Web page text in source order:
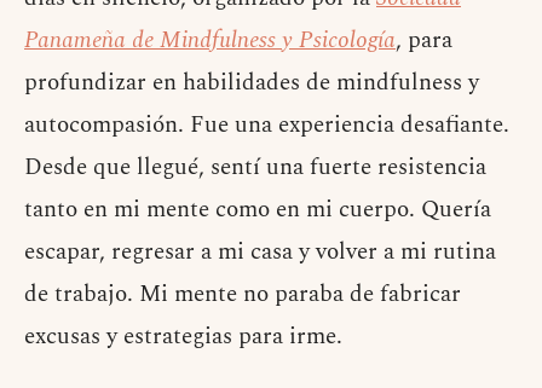
Panameña de Mindfulness y Psicología, para
profundizar en habilidades de mindfulness y
autocompasión. Fue una experiencia desafiante.
Desde que llegué, sentí una fuerte resistencia
tanto en mi mente como en mi cuerpo. Quería
escapar, regresar a mi casa y volver a mi rutina
de trabajo. Mi mente no paraba de fabricar
excusas y estrategias para irme.